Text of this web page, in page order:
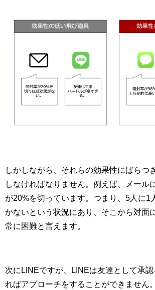
しかしながら、それらの効果性にばらつ
しなければなりません。例えば、メール
が20%を切っています。つまり、5人に1
かないという状況にあり、そこから対面
常に困難と言えます。
次にLINEですが、LINEは友達として承
ればアプローチをすることができません